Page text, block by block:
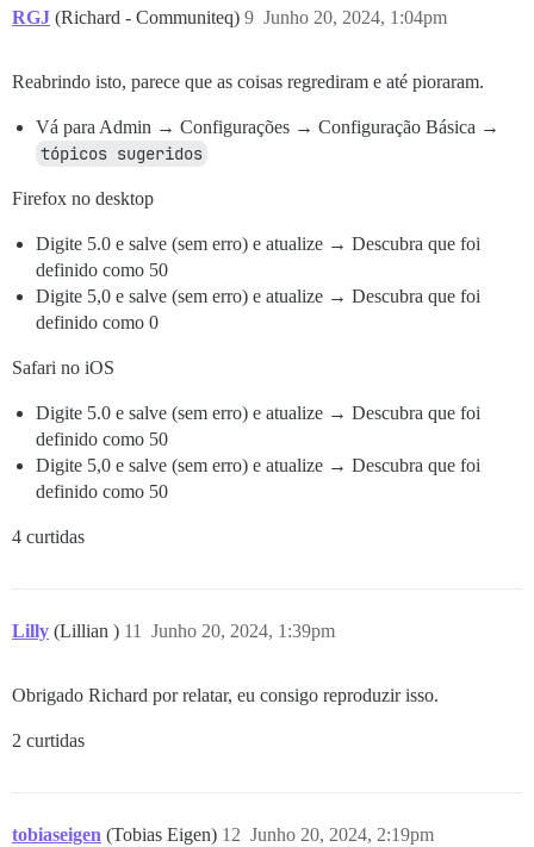
delete_drafts_older_than_n_days:
retain_web_hook_events_period_days:
revoke_api_keys_maxlife_days:
revoke_user_api_keys_unused_days:
revoke_user_api_keys_maxlife_days:
RGJ (Richard - Communiteq) Junho 20, 2024, 1:04pm
9
Reabrindo isto, parece que as coisas regrediram e até pioraram.
Vá para Admin → Configurações → Configuração Básica →
tópicos sugeridos
Firefox no desktop
Digite 5.0 e salve (sem erro) e atualize → Descubra que foi
definido como 50
Digite 5,0 e salve (sem erro) e atualize → Descubra que foi
definido como 0
Safari no iOS
Digite 5.0 e salve (sem erro) e atualize → Descubra que foi
definido como 50
Digite 5,0 e salve (sem erro) e atualize → Descubra que foi
definido como 50
4 curtidas
Lilly (Lillian ) Junho 20, 2024, 1:39pm
11
Obrigado Richard por relatar, eu consigo reproduzir isso.
2 curtidas
tobiaseigen (Tobias Eigen) Junho 20, 2024, 2:19pm
12